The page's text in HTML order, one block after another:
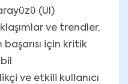
(UI)
ve trendler,
başarısı için kritik
ve etkili kullanıcı